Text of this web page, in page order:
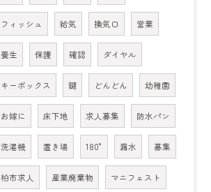
フィッシュ 給気 換気口 営業
養生 保護 確認 ダイヤル
キーボックス 鍵 どんどん 幼稚園
お嫁に 床下地 求人募集 防水パン
洗濯機 置き場 180° 漏水 募集
柏市求人 産業廃棄物 マニフェスト